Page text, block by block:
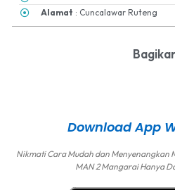
Alamat : Cuncalawar Ruteng
Download App
Nikmati Cara Mudah dan Menyenangkan
MAN 2 Mangarai Hanya